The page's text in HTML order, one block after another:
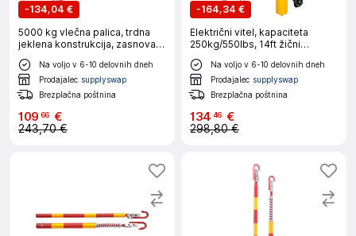
-134,04 €
5000 kg vlečna palica, trdna
jeklena konstrukcija, zasnova
za absorpcijo udarcev, rumena
Na voljo v 6-10 delovnih dneh
Prodajalec supplyswap
Brezplačna poštnina
109 66 €
243,70 €
-164,34 €
Električni vitel, kapaciteta
250kg/550lbs, 14ft žični
daljinski upravljalnik
Na voljo v 6-10 delovnih dneh
Prodajalec supplyswap
Brezplačna poštnina
134 46 €
298,80 €